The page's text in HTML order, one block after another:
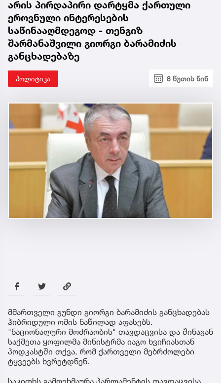
არის პირდაპირი დარტყმა ქართული
ეროვნული ინტერესების
საწინააღმდეგოდ - თენგიზ
შარმანაშვილი გიორგი ბარამიძის
განცხადებაზე
პოლიტიკა 8 წუთის წინ
მმართველი გუნდი გიორგი ბარამიძის განცხადებას
ჰიბრიდული ომის ნაწილად აფასებს.
"ნაციონალური მოძრაობის" თავდაცვისა და შინაგან
საქმეთა ყოფილმა მინისტრმა იაგო ხვიჩიასთან
პოდკასტში თქვა, რომ ქართველი მებრძოლები
ტყვეებს ხვრეტდნენ.
საკითხს გამოეხმაურა პარლამენტის თავდაცვისა